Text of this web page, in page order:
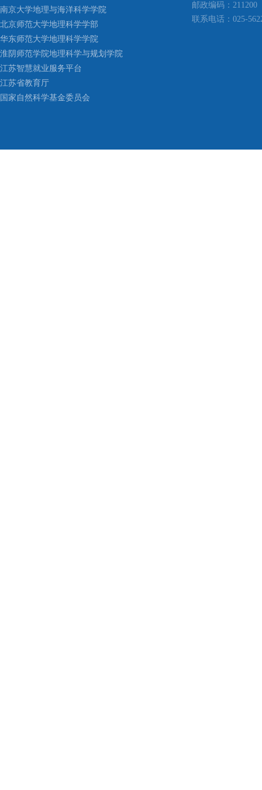
南京大学地理与海洋科学学院
北京师范大学地理科学学部
华东师范大学地理科学学院
淮阴师范学院地理科学与规划学院
江苏智慧就业服务平台
江苏省教育厅
国家自然科学基金委员会
邮政编码：211200
联系电话：025-